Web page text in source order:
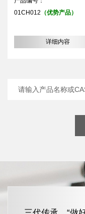
01CH012 （优势产品）
详细内容